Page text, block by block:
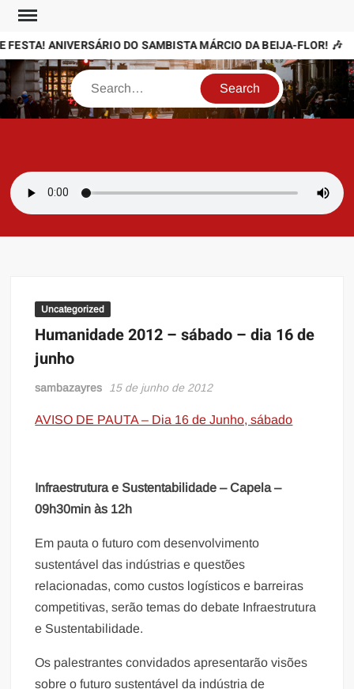
Skip
contentANIVERSÁRIO DO SAMBISTA MÁRCIO DA BEIJA-FLOR! 🎶
Search
Uncategorized
Humanidade 2012 – sábado – dia 16 de
junho
sambazayres 15 de junho de 2012
AVISO DE PAUTA – Dia 16 de Junho, sábado
Infraestrutura e Sustentabilidade – Capela –
09h30min às 12h
Em pauta o futuro com desenvolvimento
sustentável das indústrias e questões
relacionadas, como custos logísticos e barreiras
competitivas, serão temas do debate Infraestrutura
e Sustentabilidade.
Os palestrantes convidados apresentarão visões
sobre o futuro sustentável da indústria de